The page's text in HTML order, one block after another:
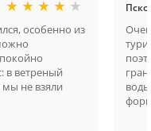
особенно из
в ветреный
не взяли